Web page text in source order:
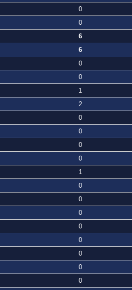
0
0
6
6
0
0
1
2
0
0
0
0
1
0
0
0
0
0
0
0
0